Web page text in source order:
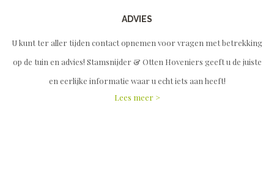
ADVIES
U kunt ter aller tijden contact opnemen voor vragen met betrekking
op de tuin en advies! Stamsnijder & Otten Hoveniers geeft u de juiste
en eerlijke informatie waar u echt iets aan heeft!
Lees meer >